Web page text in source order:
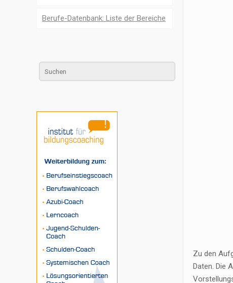
Zu den
Daten. Die
Berufe-Datenbank: Liste der Bereiche